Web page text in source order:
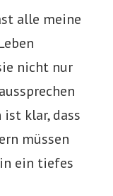
alle meine
nicht nur
ist klar, dass
müssen
ein tiefes